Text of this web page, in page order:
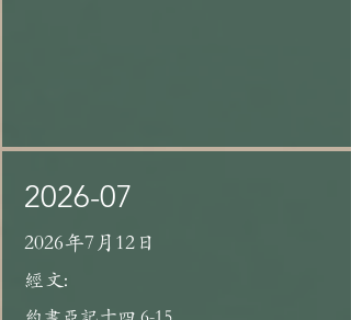
2026-07
2026年7月12日
經文: